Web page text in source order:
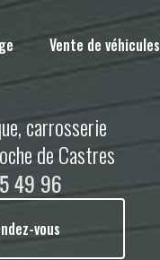
Vente de véhicules
carrosserie
de Castres
49 96
vous